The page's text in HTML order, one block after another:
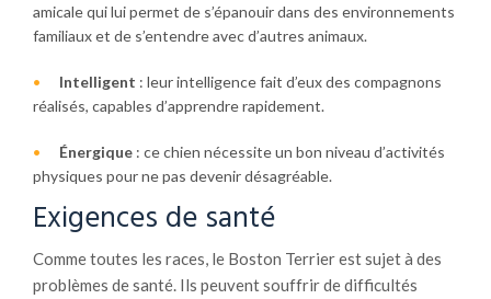
amicale qui lui permet de s’épanouir dans des environnements
familiaux et de s’entendre avec d’autres animaux.
Intelligent : leur intelligence fait d’eux des compagnons
réalisés, capables d’apprendre rapidement.
Énergique : ce chien nécessite un bon niveau d’activités
physiques pour ne pas devenir désagréable.
Exigences de santé
Comme toutes les races, le Boston Terrier est sujet à des
problèmes de santé. Ils peuvent souffrir de difficultés